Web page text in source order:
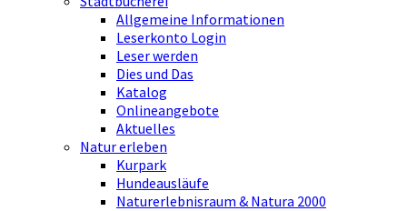
Allgemeine Informationen
Leserkonto Login
Leser werden
Dies und Das
Katalog
Onlineangebote
Aktuelles
Natur erleben
Kurpark
Hundeausläufe
Naturerlebnisraum & Natura 2000